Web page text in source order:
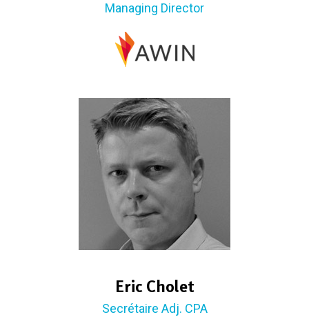
Managing Director
Eric Cholet
Secrétaire Adj. CPA